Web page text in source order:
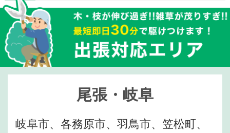
尾張・岐阜
岐阜市、各務原市、羽鳥市、笠松町、